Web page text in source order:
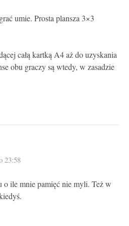
umie. Prosta plansza 3×3
całą kartką A4 aż do uzyskania
obu graczy są wtedy, w zasadzie
23:58
o ile mnie pamięć nie myli. Też w